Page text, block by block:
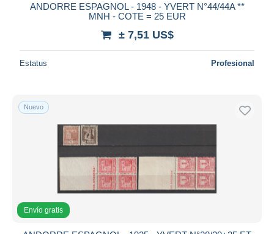
ANDORRE ESPAGNOL - 1948 - YVERT N°44/44A **
MNH - COTE = 25 EUR
± 7,51 US$
Estatus Profesional
Nuevo
Envío gratis